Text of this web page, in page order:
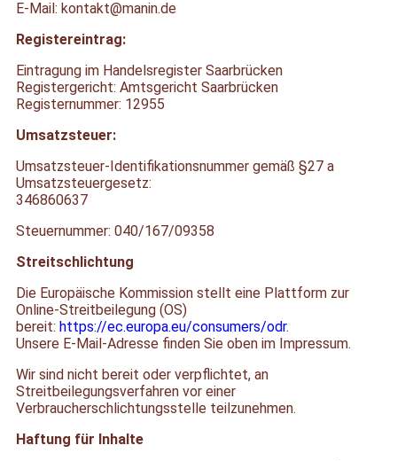
E-Mail: kontakt@manin.de
Registereintrag:
Eintragung im Handelsregister Saarbrücken
Registergericht: Amtsgericht Saarbrücken
Registernummer: 12955
Umsatzsteuer:
Umsatzsteuer-Identifikationsnummer gemäß §27 a
Umsatzsteuergesetz:
346860637
Steuernummer: 040/167/09358
Streitschlichtung
Die Europäische Kommission stellt eine Plattform zur
Online-Streitbeilegung (OS)
bereit: https://ec.europa.eu/consumers/odr.
Unsere E-Mail-Adresse finden Sie oben im Impressum.
Wir sind nicht bereit oder verpflichtet, an
Streitbeilegungsverfahren vor einer
Verbraucherschlichtungsstelle teilzunehmen.
Haftung für Inhalte